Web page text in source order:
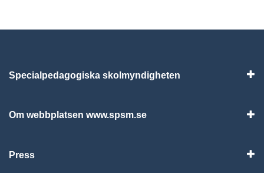
Specialpedagogiska skolmyndigheten
Om webbplatsen www.spsm.se
Press